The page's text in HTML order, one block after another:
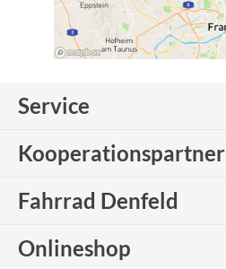
Service
Kooperationspartner
Fahrrad Denfeld
Onlineshop